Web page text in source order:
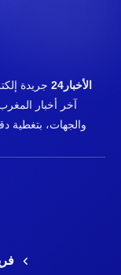
الأخبار24
جريدة
آخر أخبار
والجهات، بتغطية